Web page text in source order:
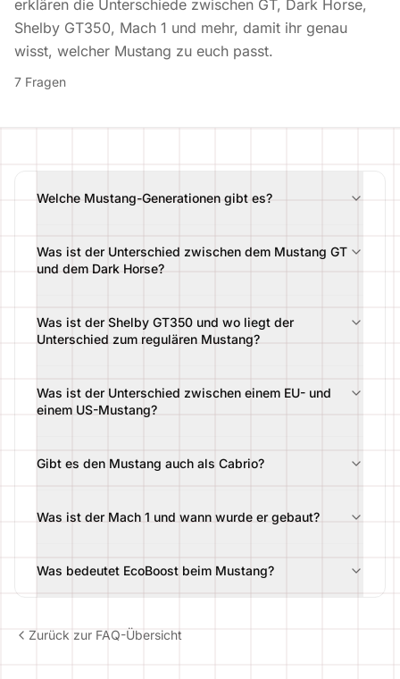
erklären die Unterschiede zwischen GT, Dark Horse,
Shelby GT350, Mach 1 und mehr, damit ihr genau
wisst, welcher Mustang zu euch passt.
7 Fragen
Welche Mustang-Generationen gibt es?
Was ist der Unterschied zwischen dem Mustang GT
und dem Dark Horse?
Was ist der Shelby GT350 und wo liegt der
Unterschied zum regulären Mustang?
Was ist der Unterschied zwischen einem EU- und
einem US-Mustang?
Gibt es den Mustang auch als Cabrio?
Was ist der Mach 1 und wann wurde er gebaut?
Was bedeutet EcoBoost beim Mustang?
Zurück zur FAQ-Übersicht